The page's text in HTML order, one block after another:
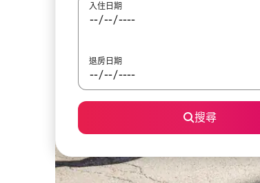
入住日期
退房日期
搜尋